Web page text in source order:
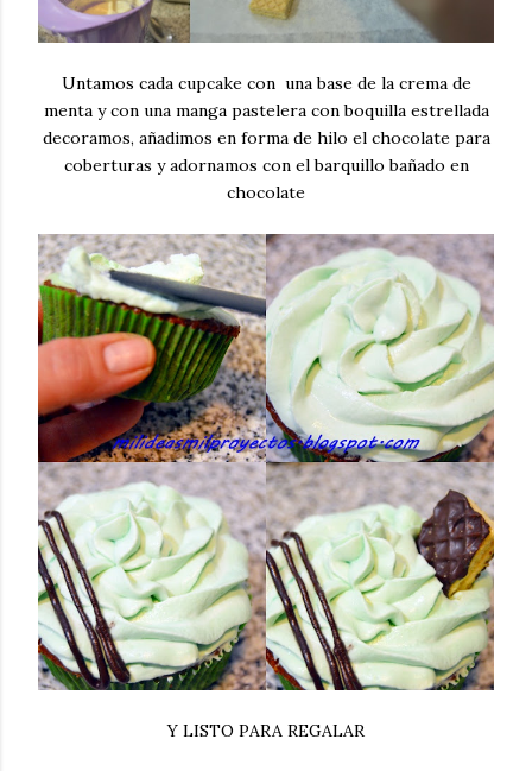
Untamos cada cupcake con una base de la crema de
menta y con una manga pastelera con boquilla estrellada
decoramos, añadimos en forma de hilo el chocolate para
coberturas y adornamos con el barquillo bañado en
chocolate
Y LISTO PARA REGALAR